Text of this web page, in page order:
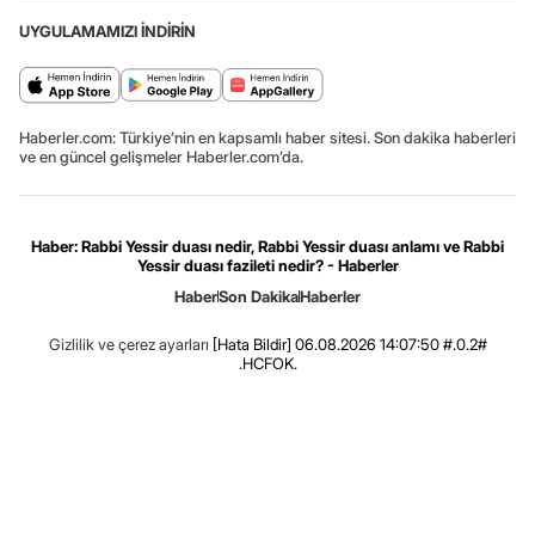
UYGULAMAMIZI İNDİRİN
Haberler.com: Türkiye’nin en kapsamlı haber sitesi. Son dakika haberleri
ve en güncel gelişmeler Haberler.com’da.
Haber: Rabbi Yessir duası nedir, Rabbi Yessir duası anlamı ve Rabbi
Yessir duası fazileti nedir? - Haberler
HaberSon DakikaHaberler
Gizlilik ve çerez ayarları [Hata Bildir] 06.08.2026 14:07:50 #.0.2#
.HCFOK.